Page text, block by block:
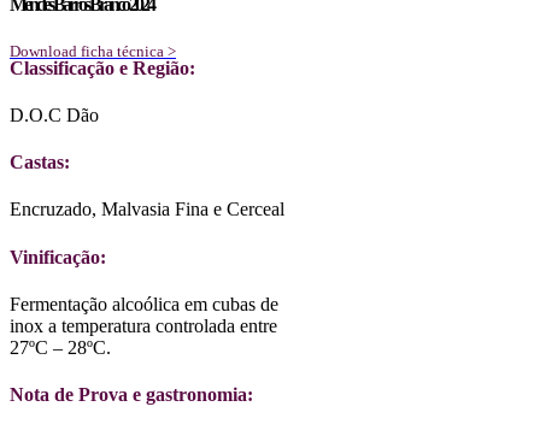
Mendes Barros Branco 2024
Download ficha técnica >
Classificação e Região:
D.O.C Dão
Castas:
Encruzado, Malvasia Fina e Cerceal
Vinificação:
Fermentação alcoólica em cubas de
inox a temperatura controlada entre
27ºC – 28ºC.
Nota de Prova e gastronomia: